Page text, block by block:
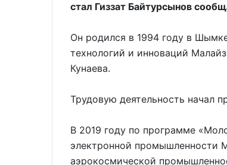
стал Гиззат Байтурсынов
Он родился в 1994 году в
технологий и инноваций
Кунаева.
Трудовую деятельность начал
В 2019 году по программе
электронной промышленности
аэрокосмической